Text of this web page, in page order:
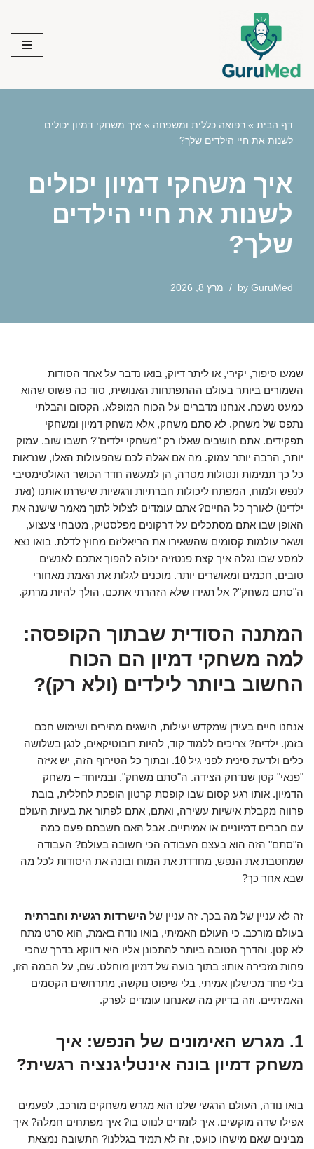
content
דף הבית » רפואה כללית ומשפחה » איך משחקי דמיון יכולים
לשנות את חיי הילדים שלך?
איך משחקי דמיון יכולים
לשנות את חיי הילדים
שלך?
by GuruMed מרץ 8, 2026
שמעו סיפור, יקירי, או ליתר דיוק, בואו נדבר על אחד הסודות
השמורים ביותר בעולם ההתפתחות האנושית, סוד כה פשוט שהוא
כמעט נשכח. אנחנו מדברים על הכוח המופלא, הקסום והבלתי
נתפס של משחק. לא סתם משחק, אלא משחק דמיון ומשחקי
תפקידים. אתם חושבים שאלו רק "משחקי ילדים"? חשבו שוב. עמוק
יותר, הרבה יותר עמוק. מה אם אגלה לכם שהפעולות האלו, שנראות
כל כך תמימות ונטולות מטרה, הן למעשה חדר הכושר האולטימטיבי
לנפש ולמוח, המפתח ליכולות חברתיות ורגשיות שישרתו אותנו (ואת
ילדינו) לאורך כל החיים? אתם עומדים לצלול לתוך מאמר שישנה את
האופן שבו אתם מסתכלים על דרקונים מפלסטיק, מטבחי צעצוע,
ושאר עולמות קסומים שהשאירו את הריאליזם מחוץ לדלת. בואו נצא
למסע שבו נגלה איך קצת פנטזיה יכולה להפוך אתכם לאנשים
טובים, חכמים ומאושרים יותר. מוכנים לגלות את האמת מאחורי
ה"סתם משחק"? אל תגידו שלא הזהרתי אתכם, הולך להיות מרתק.
המתנה הסודית שבתוך הקופסה:
למה משחקי דמיון הם הכוח
החשוב ביותר לילדים (ולא רק)?
אנחנו חיים בעידן שמקדש יעילות, הישגים מהירים ושימוש חכם
בזמן. ילדים? צריכים ללמוד קוד, להיות רובוטיקאים, לנגן בשלושה
כלים ולדעת סינית לפני גיל 10. ובתוך כל הטירוף הזה, יש איזה
"פנאי" קטן שנדחק הצידה. ה"סתם משחק". ובמיוחד – משחק
הדמיון. אותו רגע קסום שבו קופסת קרטון הופכת לחללית, בובת
פרווה מקבלת אישיות עשירה, ואתם, אתם לפתור את בעיות העולם
עם חברים דמיוניים או אמיתיים. אבל האם חשבתם פעם כמה
ה"סתם" הזה הוא בעצם העבודה הכי חשובה בעולם? העבודה
שמחטבת את הנפש, מחדדת את המוח ובונה את היסודות לכל מה
שבא אחר כך?
זה לא עניין של מה בכך. זה עניין של הישרדות רגשית וחברתית
בעולם מורכב. כי העולם האמיתי, בואו נודה באמת, הוא סרט מתח
לא קטן. והדרך הטובה ביותר להתכונן אליו היא דווקא בדרך שהכי
פחות מזכירה אותו: בתוך בועה של דמיון מוחלט. שם, על הבמה הזו,
בלי פחד מכישלון אמיתי, בלי שיפוט נוקשה, מתרחשים הקסמים
האמיתיים. וזה בדיוק מה שאנחנו עומדים לפרק.
1. מגרש האימונים של הנפש: איך
משחק דמיון בונה אינטליגנציה רגשית?
בואו נודה, העולם הרגשי שלנו הוא מגרש משחקים מורכב, לפעמים
אפילו שדה מוקשים. איך לומדים לנווט בו? איך מפתחים חמלה? איך
מבינים שאם מישהו כועס, זה לא תמיד בגללנו? התשובה נמצאת